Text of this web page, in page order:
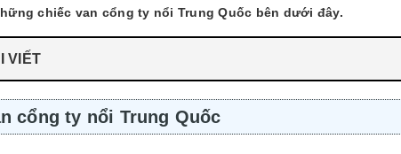
chiếc van cổng ty nổi Trung Quốc bên dưới đây.
VIẾT
cổng ty nổi Trung Quốc